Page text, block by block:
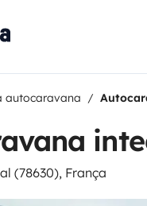
autocaravana
(78630), França